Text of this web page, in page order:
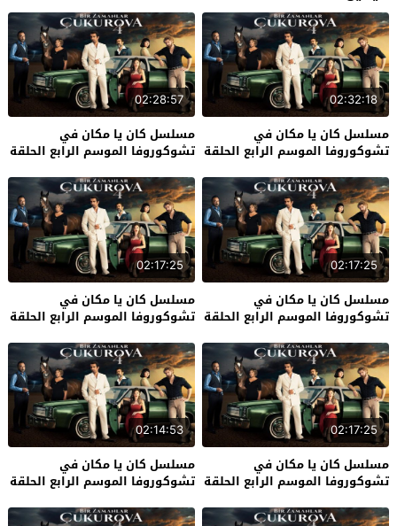
02:32:18
مسلسل كان يا مكان في
تشوكوروفا الموسم الرابع الحلقة
02:28:57
مسلسل كان يا مكان في
تشوكوروفا الموسم الرابع الحلقة
02:17:25
مسلسل كان يا مكان في
تشوكوروفا الموسم الرابع الحلقة
02:17:25
مسلسل كان يا مكان في
تشوكوروفا الموسم الرابع الحلقة
02:17:25
مسلسل كان يا مكان في
تشوكوروفا الموسم الرابع الحلقة
02:14:53
مسلسل كان يا مكان في
تشوكوروفا الموسم الرابع الحلقة